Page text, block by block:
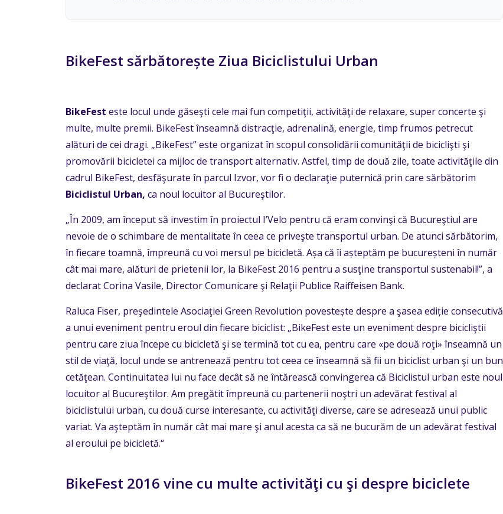
BikeFest sărbătorește Ziua Biciclistului Urban
BikeFest este locul unde găseşti cele mai fun competiţii, activităţi de relaxare, super concerte şi
multe, multe premii. BikeFest înseamnă distracţie, adrenalină, energie, timp frumos petrecut
alături de cei dragi. „BikeFest” este organizat în scopul consolidării comunităţii de biciclişti şi
promovării bicicletei ca mijloc de transport alternativ. Astfel, timp de două zile, toate activităţile din
cadrul BikeFest, desfăşurate în parcul Izvor, vor fi o declaraţie puternică prin care sărbătorim
Biciclistul Urban, ca noul locuitor al Bucureştilor.
„În 2009, am început să investim în proiectul I’Velo pentru că eram convinşi că Bucureştiul are
nevoie de o schimbare de mentalitate în ceea ce priveşte transportul urban. De atunci sărbătorim,
în fiecare toamnă, împreună cu voi mersul pe bicicletă. Așa că îi așteptăm pe bucureșteni în număr
cât mai mare, alături de prietenii lor, la BikeFest 2016 pentru a susţine transportul sustenabil!”, a
declarat Corina Vasile, Director Comunicare şi Relaţii Publice Raiffeisen Bank.
Raluca Fiser, preşedintele Asociaţiei Green Revolution povestește despre a şasea ediție consecutivă
a unui eveniment pentru eroul din fiecare biciclist: „BikeFest este un eveniment despre bicicliştii
pentru care ziua începe cu bicicletă şi se termină tot cu ea, pentru care «pe două roţi» înseamnă un
stil de viaţă, locul unde se antrenează pentru tot ceea ce înseamnă să fii un biciclist urban şi un bun
cetăţean. Continuitatea lui nu face decât să ne întărească convingerea că Biciclistul urban este noul
locuitor al Bucureştilor. Am pregătit împreună cu partenerii noştri un adevărat festival al
biciclistului urban, cu două curse interesante, cu activităţi diverse, care se adresează unui public
variat. Va aşteptăm în număr cât mai mare şi anul acesta ca să ne bucurăm de un adevărat festival
al eroului pe bicicletă.“
BikeFest 2016 vine cu multe activităţi cu şi despre biciclete